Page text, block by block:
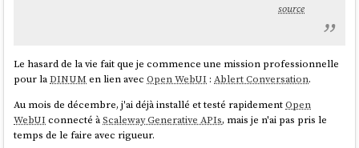
    _score: 1,
    _source: {
'4da69e469145fe5603e57b9e22889738d066a5e2':
'terre/terre.jpg' },
      mimetype: 'image/jpeg'
    plugins: [sveltekit()],
    resolve: {
          '@lib': path.resolve('./src/lib')
        }
    }
source
Le hasard de la vie fait que je commence une mission professionnelle
pour laDINUM en lien avecOpen WebUI :Ablert Conversation.
Au mois de décembre, j'ai déjà installé et testé rapidementOpen
WebUI connecté àScaleway Generative APIs, mais je n'ai pas pris le
temps de le faire avec rigueur.